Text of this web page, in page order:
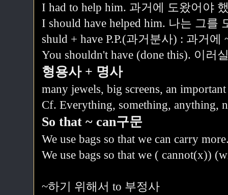
I had to help him. 과거에 도왔어야
I should have helped him. 나는 그
shuld + have P.P.(과거분사) : 과거
You shouldn't have (done this). 이러
형용사 + 명사
many jewels, big screens, an
Cf. Everything, something, anything,
So that ~ can구문
We use bags so that we can carry
We use bags so that we ( cannot(x))
~하기 위해서 to 부정사